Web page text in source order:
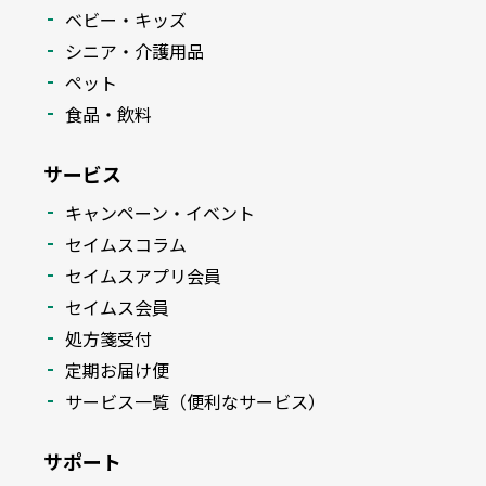
ベビー・キッズ
シニア・介護用品
ペット
食品・飲料
サービス
キャンペーン・イベント
セイムスコラム
セイムスアプリ会員
セイムス会員
処方箋受付
定期お届け便
サービス一覧（便利なサービス）
サポート